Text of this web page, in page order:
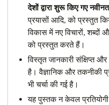
देशों द्वारा शुरू किए गए
प्रयासों आदि, को प्रस्तुत
विकास में नए विचारों, शब्दों
को प्रस्तुत करते हैं।
विस्तृत जानकारी संक्षिप्त
है। वैज्ञानिक और तकनीकी
भी चर्चा की गई है।
यह पुस्तक न केवल प्रतियोगी